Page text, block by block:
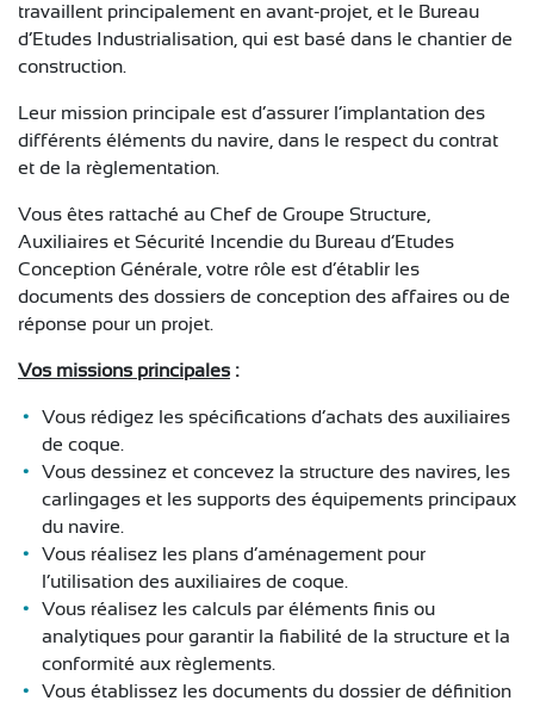
travaillent principalement en avant-projet, et le Bureau
d’Etudes Industrialisation, qui est basé dans le chantier de
construction.
Leur mission principale est d’assurer l’implantation des
différents éléments du navire, dans le respect du contrat
et de la règlementation.
Vous êtes rattaché au Chef de Groupe Structure,
Auxiliaires et Sécurité Incendie du Bureau d’Etudes
Conception Générale, votre rôle est d’établir les
documents des dossiers de conception des affaires ou de
réponse pour un projet.
Vos missions principales :
Vous rédigez les spécifications d’achats des auxiliaires
de coque.
Vous dessinez et concevez la structure des navires, les
carlingages et les supports des équipements principaux
du navire.
Vous réalisez les plans d’aménagement pour
l’utilisation des auxiliaires de coque.
Vous réalisez les calculs par éléments finis ou
analytiques pour garantir la fiabilité de la structure et la
conformité aux règlements.
Vous établissez les documents du dossier de définition